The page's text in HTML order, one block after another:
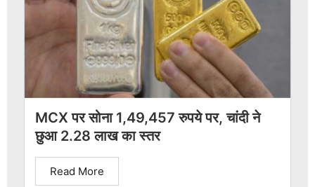
MCX पर सोना 1,49,457 रुपये पर, चांदी ने
छुआ 2.28 लाख का स्तर
Read More